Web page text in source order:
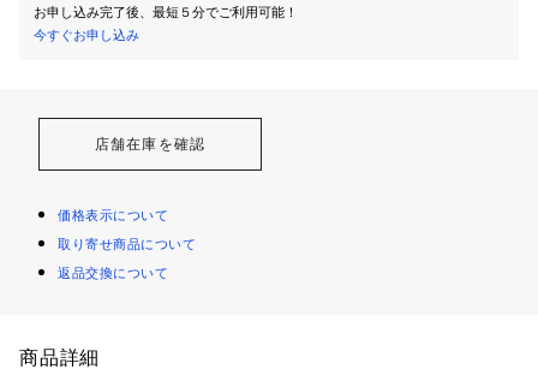
お申し込み完了後、最短５分でご利用可能！
今すぐお申し込み
店舗在庫を確認
価格表示について
取り寄せ商品について
返品交換について
商品詳細